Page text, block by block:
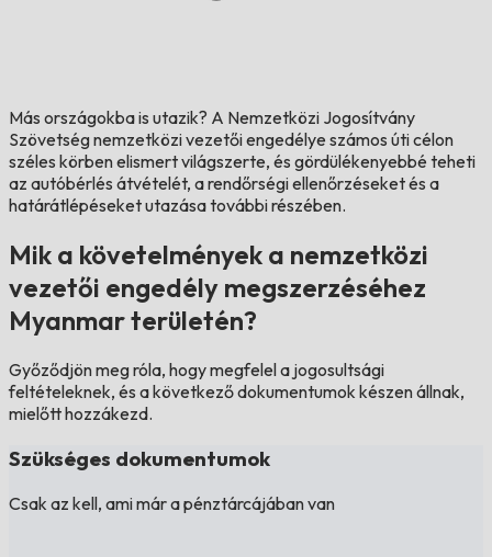
Más országokba is utazik? A Nemzetközi Jogosítvány
Szövetség nemzetközi vezetői engedélye számos úti célon
széles körben elismert világszerte, és gördülékenyebbé teheti
az autóbérlés átvételét, a rendőrségi ellenőrzéseket és a
határátlépéseket utazása további részében.
Mik a követelmények a nemzetközi
vezetői engedély megszerzéséhez
Myanmar területén?
Győződjön meg róla, hogy megfelel a jogosultsági
feltételeknek, és a következő dokumentumok készen állnak,
mielőtt hozzákezd.
Szükséges dokumentumok
Csak az kell, ami már a pénztárcájában van